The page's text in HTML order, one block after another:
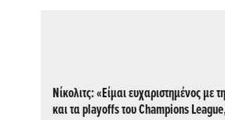
Νίκολιτς: «Είμαι ευχαριστημένος με
και τα playoffs του Champions